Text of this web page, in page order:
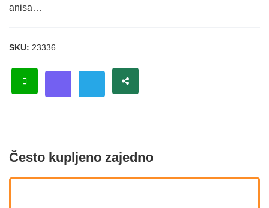
anisa…
SKU: 23336
Često kupljeno zajedno